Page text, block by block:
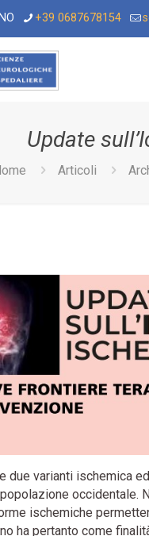
+39 0687678154
Update
Articoli
due varianti ischemica
occidentale.
ischemiche
ha pertanto come